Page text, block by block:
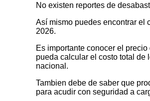
No existen reportes de
Así mismo puedes encontrar el
2026.
Es importante conocer el
pueda calcular el costo total de
nacional.
Tambien debe de saber que
para acudir con seguridad a